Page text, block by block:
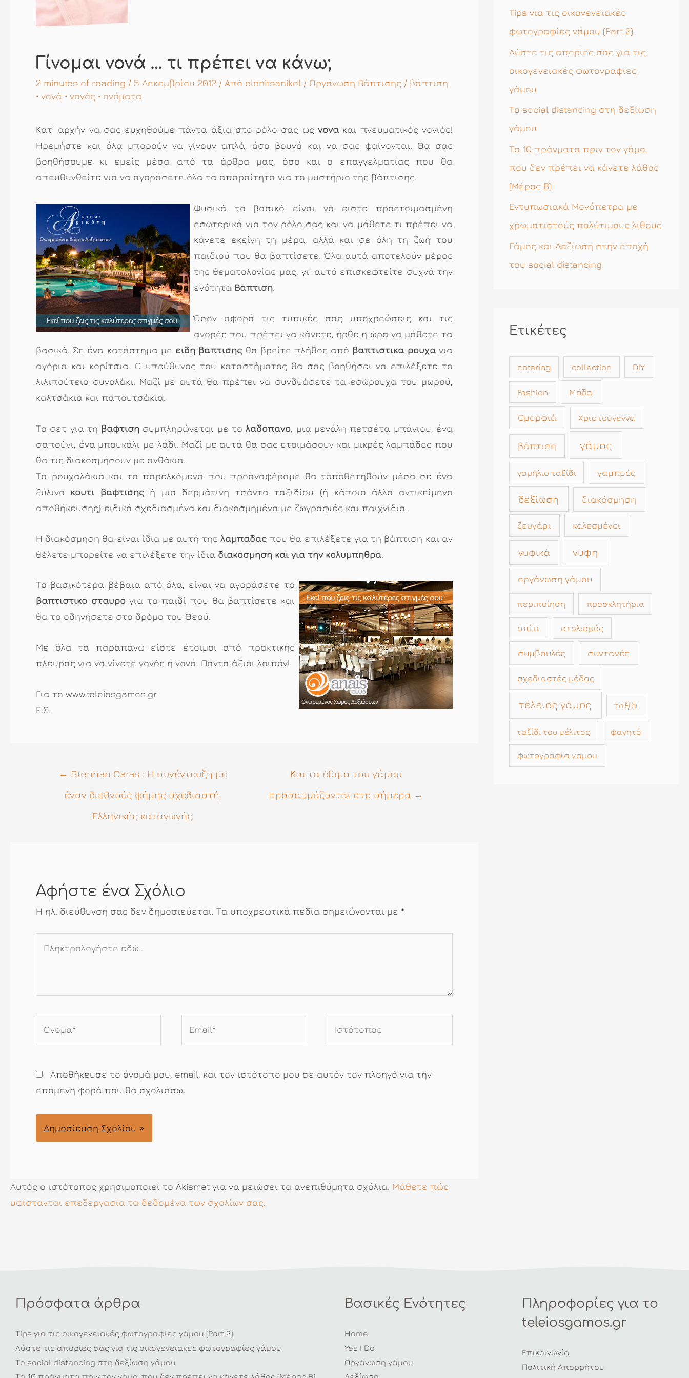
Γίνομαι νονά … τι πρέπει να κάνω;
2 minutes of reading / 5 Δεκεμβρίου 2012 / Από elenitsanikol / Οργάνωση Βάπτισης / βάπτιση
• νονά • νονός • ονόματα
Κατ’ αρχήν να σας ευχηθούμε πάντα άξια στο ρόλο σας ως νονάκαι πνευματικός γονιός!
Ηρεμήστε και όλα μπορούν να γίνουν απλά, όσο βουνό και να σας φαίνονται. Θα σας
βοηθήσουμε κι εμείς μέσα από τα άρθρα μας, όσο και ο επαγγελματίας που θα
απευθυνθείτε για να αγοράσετε όλα τα απαραίτητα για το μυστήριο της βάπτισης.
Φυσικά το βασικό είναι να είστε προετοιμασμένη
εσωτερικά για τον ρόλο σας και να μάθετε τι πρέπει να
κάνετε εκείνη τη μέρα, αλλά και σε όλη τη ζωή του
παιδιού που θα βαπτίσετε. Όλα αυτά αποτελούν μέρος
της θεματολογίας μας, γι’ αυτό επισκεφτείτε συχνά την
ενότητα Βάπτιση.
Όσον αφορά τις τυπικές σας υποχρεώσεις και τις
αγορές που πρέπει να κάνετε, ήρθε η ώρα να μάθετε τα
βασικά. Σε ένα κατάστημα με είδη βάπτισης θα βρείτε πλήθος από βαπτιστικά ρούχαγια
αγόρια και κορίτσια. Ο υπεύθυνος του καταστήματος θα σας βοηθήσει να επιλέξετε το
λιλιπούτειο συνολάκι. Μαζί με αυτά θα πρέπει να συνδυάσετε τα εσώρουχα του μωρού,
καλτσάκια και παπουτσάκια.
Το σετ για τη βάφτιση συμπληρώνεται με τολαδόπανο, μια μεγάλη πετσέτα μπάνιου, ένα
σαπούνι, ένα μπουκάλι με λάδι. Μαζί με αυτά θα σας ετοιμάσουν και μικρές λαμπάδες που
θα τις διακοσμήσουν με ανθάκια.
Τα ρουχαλάκια και τα παρελκόμενα που προαναφέραμε θα τοποθετηθούν μέσα σε ένα
ξύλινο κουτί βάφτισηςή μια δερμάτινη τσάντα ταξιδίου {ή κάποιο άλλο αντικείμενο
αποθήκευσης} ειδικά σχεδιασμένα και διακοσμημένα με ζωγραφιές και παιχνίδια.
Η διακόσμηση θα είναι ίδια με αυτή της λαμπάδαςπου θα επιλέξετε για τη βάπτιση και αν
θέλετε μπορείτε να επιλέξετε την ίδια διακόσμηση και για την κολυμπήθρα.
Το βασικότερα βέβαια από όλα, είναι να αγοράσετε το
βαπτιστικό σταυρόγια το παιδί που θα βαπτίσετε και
θα το οδηγήσετε στο δρόμο του Θεού.
Με όλα τα παραπάνω είστε έτοιμοι από πρακτικής
πλευράς για να γίνετε νονός ή νονά. Πάντα άξιοι λοιπόν!
Για το www.teleiosgamos.gr
Ε.Σ.
Πλοήγηση
← Stephan Caras : Η συνέντευξη με
έναν διεθνούς φήμης σχεδιαστή,
Ελληνικής καταγωγής
Και τα έθιμα του γάμου
προσαρμόζονται στο σήμερα →
Αφήστε ένα Σχόλιο
Η ηλ. διεύθυνση σας δεν δημοσιεύεται. Τα υποχρεωτικά πεδία σημειώνονται με *
Αποθήκευσε το όνομά μου, email, και τον ιστότοπο μου σε αυτόν τον πλοηγό για την
επόμενη φορά που θα σχολιάσω.
Αυτός ο ιστότοπος χρησιμοποιεί το Akismet για να μειώσει τα ανεπιθύμητα σχόλια. Μάθετε πώς
υφίστανται επεξεργασία τα δεδομένα των σχολίων σας.
η
σ
η
γ
ι
α
Tips για τις οικογενειακές
φωτογραφίες γάμου (Part 2)
Λύστε τις απορίες σας για τις
οικογενειακές φωτογραφίες
γάμου
Το social distancing στη δεξίωση
γάμου
Τα 10 πράγματα πριν τον γάμο,
που δεν πρέπει να κάνετε λάθος
(Μέρος Β)
Εντυπωσιακά Μονόπετρα με
χρωματιστούς πολύτιμους λίθους
Γάμος και Δεξίωση στην εποχή
του social distancing
Ετικέτες
catering collection DIY
Fashion Μόδα
Ομορφιά Χριστούγεννα
βάπτιση γάμος
γαμήλιο ταξίδι γαμπρός
δεξίωση διακόσμηση
ζευγάρι καλεσμένοι
νυφικά νύφη
οργάνωση γάμου
περιποίηση προσκλητήρια
σπίτι στολισμός
συμβουλές συνταγές
σχεδιαστές μόδας
τέλειος γάμος ταξίδι
ταξίδι του μέλιτος φαγητό
φωτογραφία γάμου
Πρόσφατα άρθρα
Tips για τις οικογενειακές φωτογραφίες γάμου (Part 2)
Λύστε τις απορίες σας για τις οικογενειακές φωτογραφίες γάμου
Το social distancing στη δεξίωση γάμου
Βασικές Ενότητες
Home
Yes I Do
Οργάνωση γάμου
Πληροφορίες για το
teleiosgamos.gr
Επικοινωνία
Πολιτική Απορρήτου